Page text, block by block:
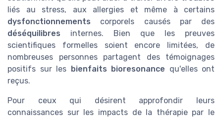
liés au stress, aux allergies et même à certains
dysfonctionnements corporels causés par des
déséquilibres internes. Bien que les preuves
scientifiques formelles soient encore limitées, de
nombreuses personnes partagent des témoignages
positifs sur les
bienfaits bioresonance qu'elles ont
reçus.
Pour ceux qui désirent approfondir leurs
connaissances sur les impacts de la thérapie par le